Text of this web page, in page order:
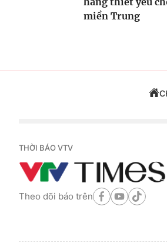
miền Trung
THỜI BÁO VTV
Theo dõi báo trên